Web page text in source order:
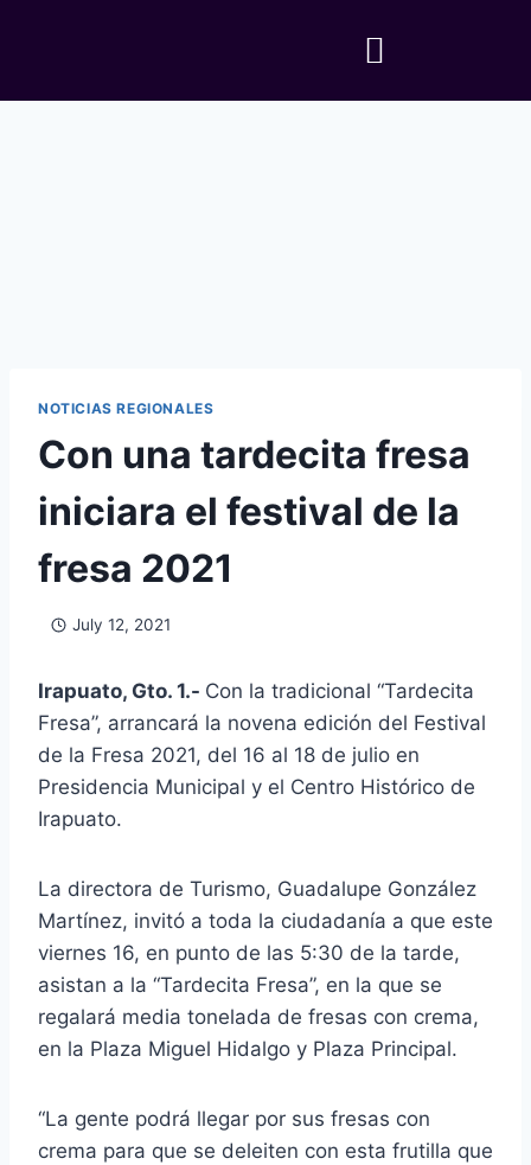
NOTICIAS REGIONALES
Con una tardecita fresa
iniciara el festival de la
fresa 2021
July 12, 2021
Irapuato, Gto. 1.- Con la tradicional “Tardecita
Fresa”, arrancará la novena edición del Festival
de la Fresa 2021, del 16 al 18 de julio en
Presidencia Municipal y el Centro Histórico de
Irapuato.
La directora de Turismo, Guadalupe González
Martínez, invitó a toda la ciudadanía a que este
viernes 16, en punto de las 5:30 de la tarde,
asistan a la “Tardecita Fresa”, en la que se
regalará media tonelada de fresas con crema,
en la Plaza Miguel Hidalgo y Plaza Principal.
“La gente podrá llegar por sus fresas con
crema para que se deleiten con esta frutilla que